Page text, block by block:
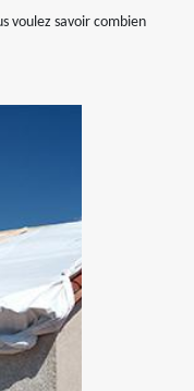
voulez savoir combien